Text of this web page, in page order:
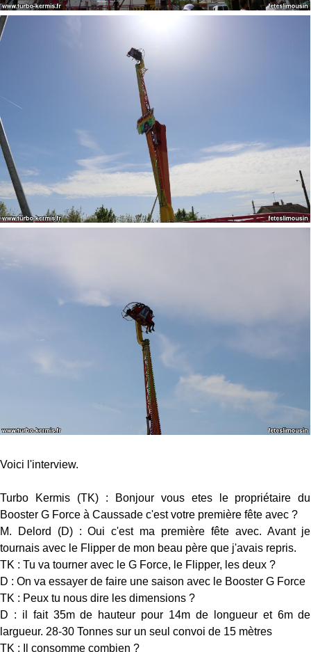
Voici l'interview.
Turbo Kermis (TK) : Bonjour vous etes le propriétaire du
Booster G Force à Caussade c'est votre première fête avec ?
M. Delord (D) : Oui c'est ma première fête avec. Avant je
tournais avec le Flipper de mon beau père que j'avais repris.
TK : Tu va tourner avec le G Force, le Flipper, les deux ?
D : On va essayer de faire une saison avec le Booster G Force
TK : Peux tu nous dire les dimensions ?
D : il fait 35m de hauteur pour 14m de longueur et 6m de
largueur. 28-30 Tonnes sur un seul convoi de 15 mètres
TK : Il consomme combien ?